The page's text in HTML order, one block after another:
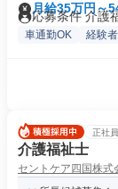
月給35万円～
応募条件 介護
車通勤OK 経験
正社員
介護福祉士
セントケア四国株式